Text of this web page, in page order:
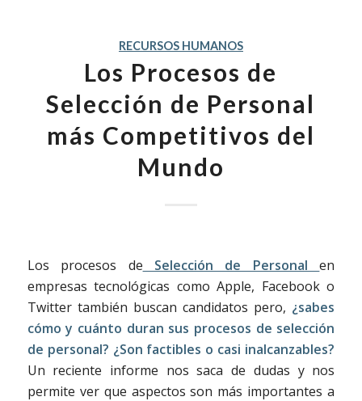
RECURSOS HUMANOS
Los Procesos de
Selección de Personal
más Competitivos del
Mundo
Los procesos de Selección de Personalen
empresas tecnológicas como Apple, Facebook o
Twitter también buscan candidatos pero, ¿sabes
cómo y cuánto duran sus procesos de selección
de personal? ¿Son factibles o casi inalcanzables?
Un reciente informe nos saca de dudas y nos
permite ver que aspectos son más importantes a